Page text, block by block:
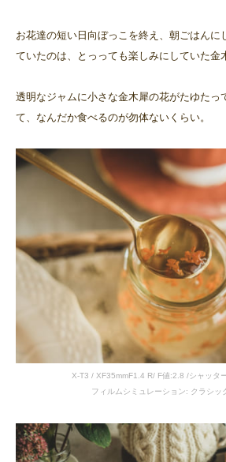
お花達の短い日向ぼっこを終え、朝ごはんに
ていたのは、とっっても楽しみにしていた金
透明なジャムに小さな金木犀の花がたゆたっ
て、なんだか食べるのが勿体ないくらい。
X-T3 / XF35mmF1.4 R/ F値:2.8 /シャッタ
フィルムシミュレーション: クラシッ